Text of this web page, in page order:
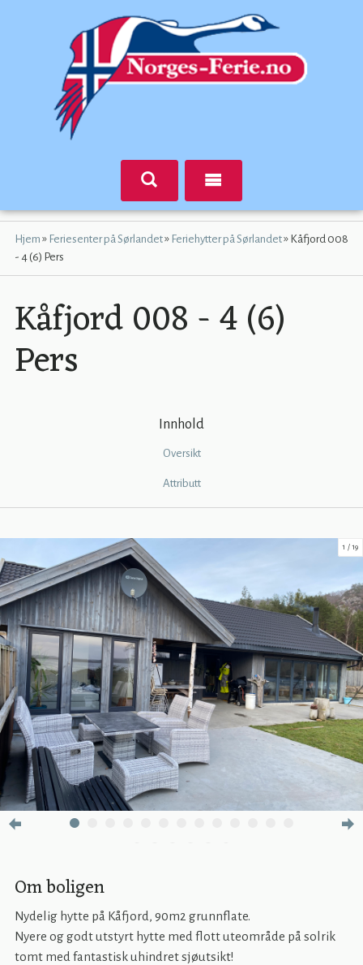
Hjem » Feriesenter på Sørlandet» Feriehytter på Sørlandet» Kåfjord 008
- 4 (6) Pers
Kåfjord 008 - 4 (6)
Pers
Innhold
Oversikt
Attributt
1 19
Om boligen
Nydelig hytte på Kåfjord, 90m2 grunnflate.
Nyere og godt utstyrt hytte med flott uteområde på solrik
tomt med fantastisk uhindret sjøutsikt!